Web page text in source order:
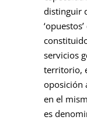
distinguir
servicios
territorio,
oposición
en el
es